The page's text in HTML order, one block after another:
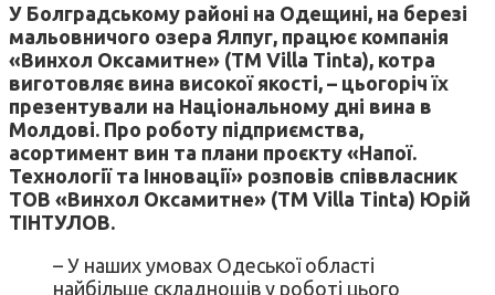
У Болградському районі на Одещині, на березі
мальовничого озера Ялпуг, працює компанія
«Винхол Оксамитне» (ТМ Villa Tinta), котра
виготовляє вина високої якості, – цьогоріч їх
презентували на Національному дні вина в
Молдові. Про роботу підприємства,
асортимент вин та плани проєкту «Напої.
Технології та Інновації» розповів співвласник
ТОВ «Винхол Оксамитне» (ТМ Villa Tinta) Юрій
ТІНТУЛОВ.
– У наших умовах Одеської області
найбільше складнощів у роботі цього